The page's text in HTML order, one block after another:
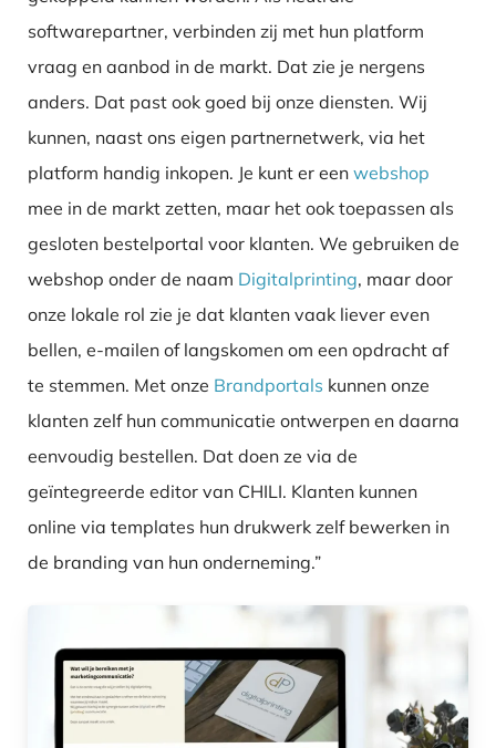
softwarepartner, verbinden zij met hun platform
vraag en aanbod in de markt. Dat zie je nergens
anders. Dat past ook goed bij onze diensten. Wij
kunnen, naast ons eigen partnernetwerk, via het
platform handig inkopen. Je kunt er eenwebshop
mee in de markt zetten, maar het ook toepassen als
gesloten bestelportal voor klanten. We gebruiken de
webshop onder de naam Digitalprinting, maar door
onze lokale rol zie je dat klanten vaak liever even
bellen, e-mailen of langskomen om een opdracht af
te stemmen. Met onze Brandportals kunnen onze
klanten zelf hun communicatie ontwerpen en daarna
eenvoudig bestellen. Dat doen ze via de
geïntegreerde editor van CHILI. Klanten kunnen
online via templates hun drukwerk zelf bewerken in
de branding van hun onderneming.”